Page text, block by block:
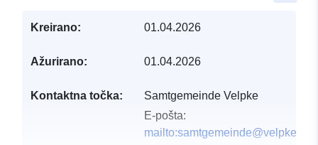
Kreirano: 01.04.2026
Ažurirano: 01.04.2026
Kontaktna točka:
Samtgemeinde Velpke
E-pošta:
mailto:samtgemeinde@velpke.de